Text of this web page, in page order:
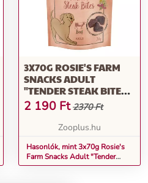
3X70G ROSIE'S FARM
SNACKS ADULT
"TENDER STEAK BITES"
MARHA KUTYASNACK
2 190 Ft 2370 Ft
Zooplus.hu
Hasonlók, mint 3x70g Rosie's
Farm Snacks Adult "Tender
Steak Bites" marha kutyasnack